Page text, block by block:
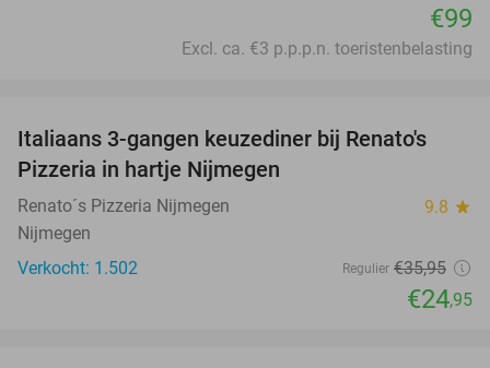
€99
Excl. ca. €3 p.p.p.n. toeristenbelasting
31%
Italiaans 3-gangen keuzediner bij Renato's
Pizzeria in hartje Nijmegen
Renato´s Pizzeria Nijmegen 9.8 star
Nijmegen
Verkocht: 1.502
Regulier €35,95
€24,95